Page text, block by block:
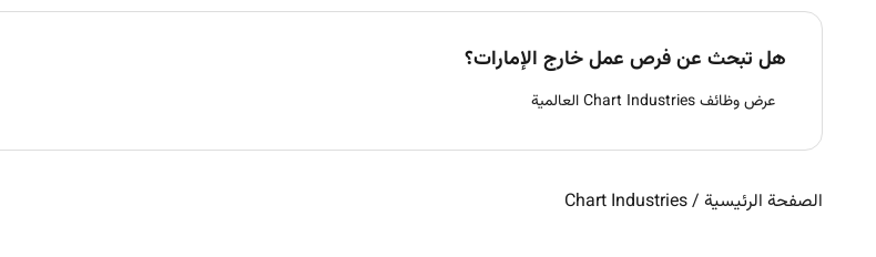
هل تبحث عن فرص عمل خارج الإمارات؟
عرض وظائف Chart Industries العالمية
الصفحة الرئيسية /
Chart Industries